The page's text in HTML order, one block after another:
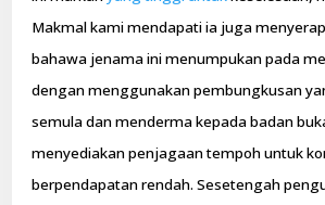
Makmal kami mendapati ia juga
bahawa jenama ini menumpukan pada
dengan menggunakan pembungkusan
semula dan menderma kepada badan
menyediakan penjagaan tempoh untuk
berpendapatan rendah. Sesetengah